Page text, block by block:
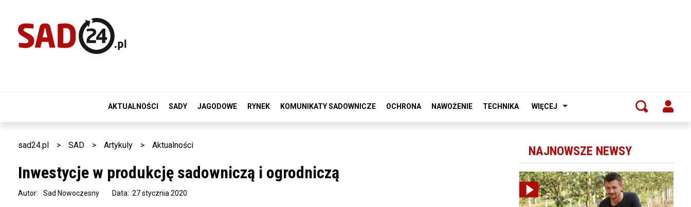
AKTUALNOŚCI SADY JAGODOWE RYNEK KOMUNIKATY SADOWNICZE OCHRONA NAWOŻENIE TECHNIKA WIĘCEJ
sad24.pl > SAD > Artykuly > Aktualności
Inwestycje w produkcję sadowniczą i ogrodniczą
Data: 27 stycznia 2020
Autor: Sad Nowoczesny
NAJNOWSZE NEWSY